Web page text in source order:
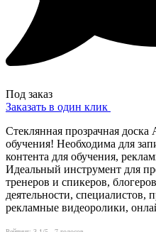
Под заказ
Заказать в один клик
Стеклянная прозрачная
обучения! Необходима для
контента для обучения,
Идеальный инструмент для
тренеров и спикеров,
деятельности, специалистов,
рекламные видеоролики,